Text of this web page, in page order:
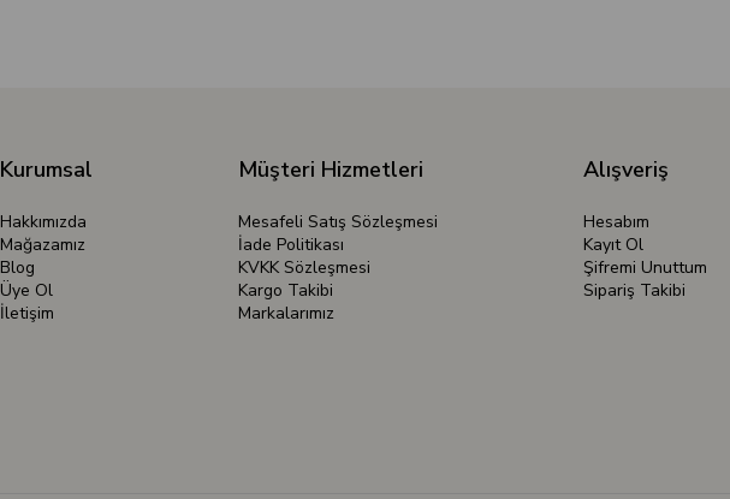
Kurumsal
Hakkımızda
Mağazamız
Blog
Üye Ol
İletişim
Müşteri Hizmetleri
Mesafeli Satış Sözleşmesi
İade Politikası
KVKK Sözleşmesi
Kargo Takibi
Markalarımız
Alışveriş
Hesabım
Kayıt Ol
Şifremi Unuttum
Sipariş Takibi